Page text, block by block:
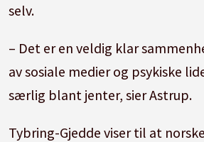
selv.
– Det er en veldig klar
av sosiale medier og psykiske
særlig blant jenter, sier Astrup.
Tybring-Gjedde viser til at